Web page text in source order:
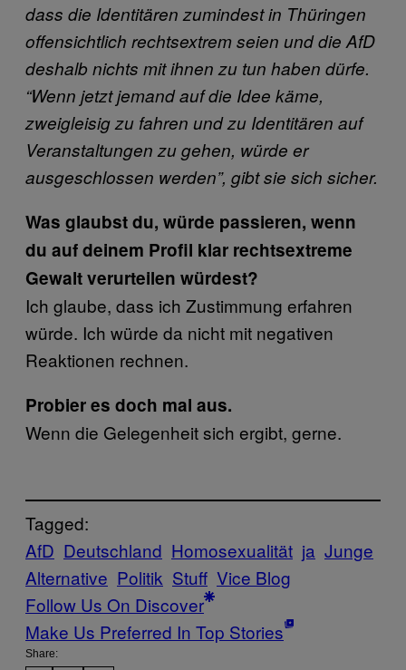
dass die Identitären zumindestin Thüringen
offensichtlich rechtsextrem seien und die AfD
deshalb nichts mit ihnen zu tun haben dürfe.
“Wenn jetzt jemand auf die Idee käme,
zweigleisig zu fahren und zu Identitären auf
Veranstaltungen zu gehen, würde er
ausgeschlossen werden”, gibt sie sich sicher.
Was glaubst du, würde passieren, wenn
du auf deinem Profil klar rechtsextreme
Gewalt verurteilen würdest?
Ich glaube, dass ich Zustimmung erfahren
würde. Ich würde da nicht mit negativen
Reaktionen rechnen.
Probier es doch mal aus.
Wenn die Gelegenheit sich ergibt, gerne.
Tagged:
AfD Deutschland Homosexualität ja Junge
Alternative Politik Stuff Vice Blog
Follow Us On Discover
Make Us Preferred In Top Stories
Share: